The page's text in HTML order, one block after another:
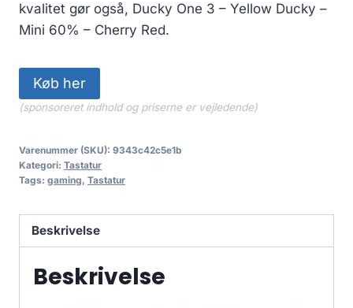
kvalitet gør også, Ducky One 3 – Yellow Ducky –
Mini 60% – Cherry Red.
Køb her
(sponsoreret indhold og priserne er vejledende)
Varenummer (SKU): 9343c42c5e1b
Kategori: Tastatur
Tags: gaming, Tastatur
Beskrivelse
Beskrivelse